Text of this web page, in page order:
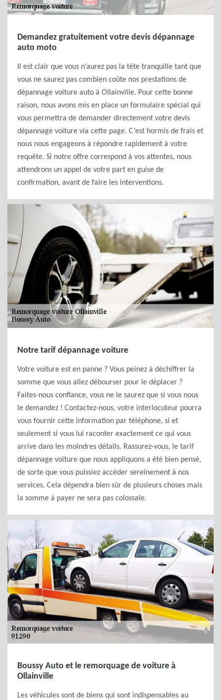
Demandez gratuitement votre devis dépannage
auto moto
Il est clair que vous n’aurez pas la tête tranquille tant que
vous ne saurez pas combien coûte nos prestations de
dépannage voiture auto à Ollainville. Pour cette bonne
raison, nous avons mis en place un formulaire spécial qui
vous permettra de demander directement votre devis
dépannage voiture via cette page. C’est hormis de frais et
nous nous engageons à répondre rapidement à votre
requête. Si notre offre correspond à vos attentes, nous
attendrons un appel de votre part en guise de
confirmation, avant de faire les interventions.
Notre tarif dépannage voiture
Votre voiture est en panne ? Vous peinez à déchiffrer la
somme que vous allez débourser pour le déplacer ?
Faites-nous confiance, vous ne le saurez que si vous nous
le demandez ! Contactez-nous, votre interlocuteur pourra
vous fournir cette information par téléphone, si et
seulement si vous lui raconter exactement ce qui vous
arrive dans les moindres détails. Rassurez-vous, le tarif
dépannage voiture que nous appliquons a été bien pensé,
de sorte que vous puissiez accéder sereinement à nos
services. Cela dépendra bien sûr de plusieurs choses mais
la somme à payer ne sera pas colossale.
Boussy Auto et le remorquage de voiture à
Ollainville
Les véhicules sont de biens qui sont indispensables au